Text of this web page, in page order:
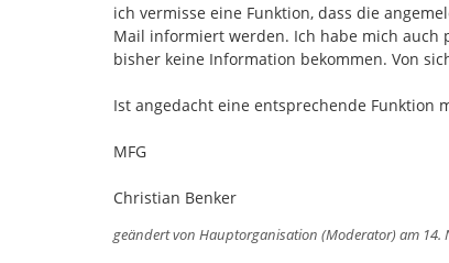
ich vermisse eine Funktion, dass die
Mail informiert werden. Ich habe mich auch
bisher keine Information bekommen. Von
Ist angedacht eine entsprechende Funktion
MFG
Christian Benker
geändert vonHauptorganisation (Moderator)am 14.